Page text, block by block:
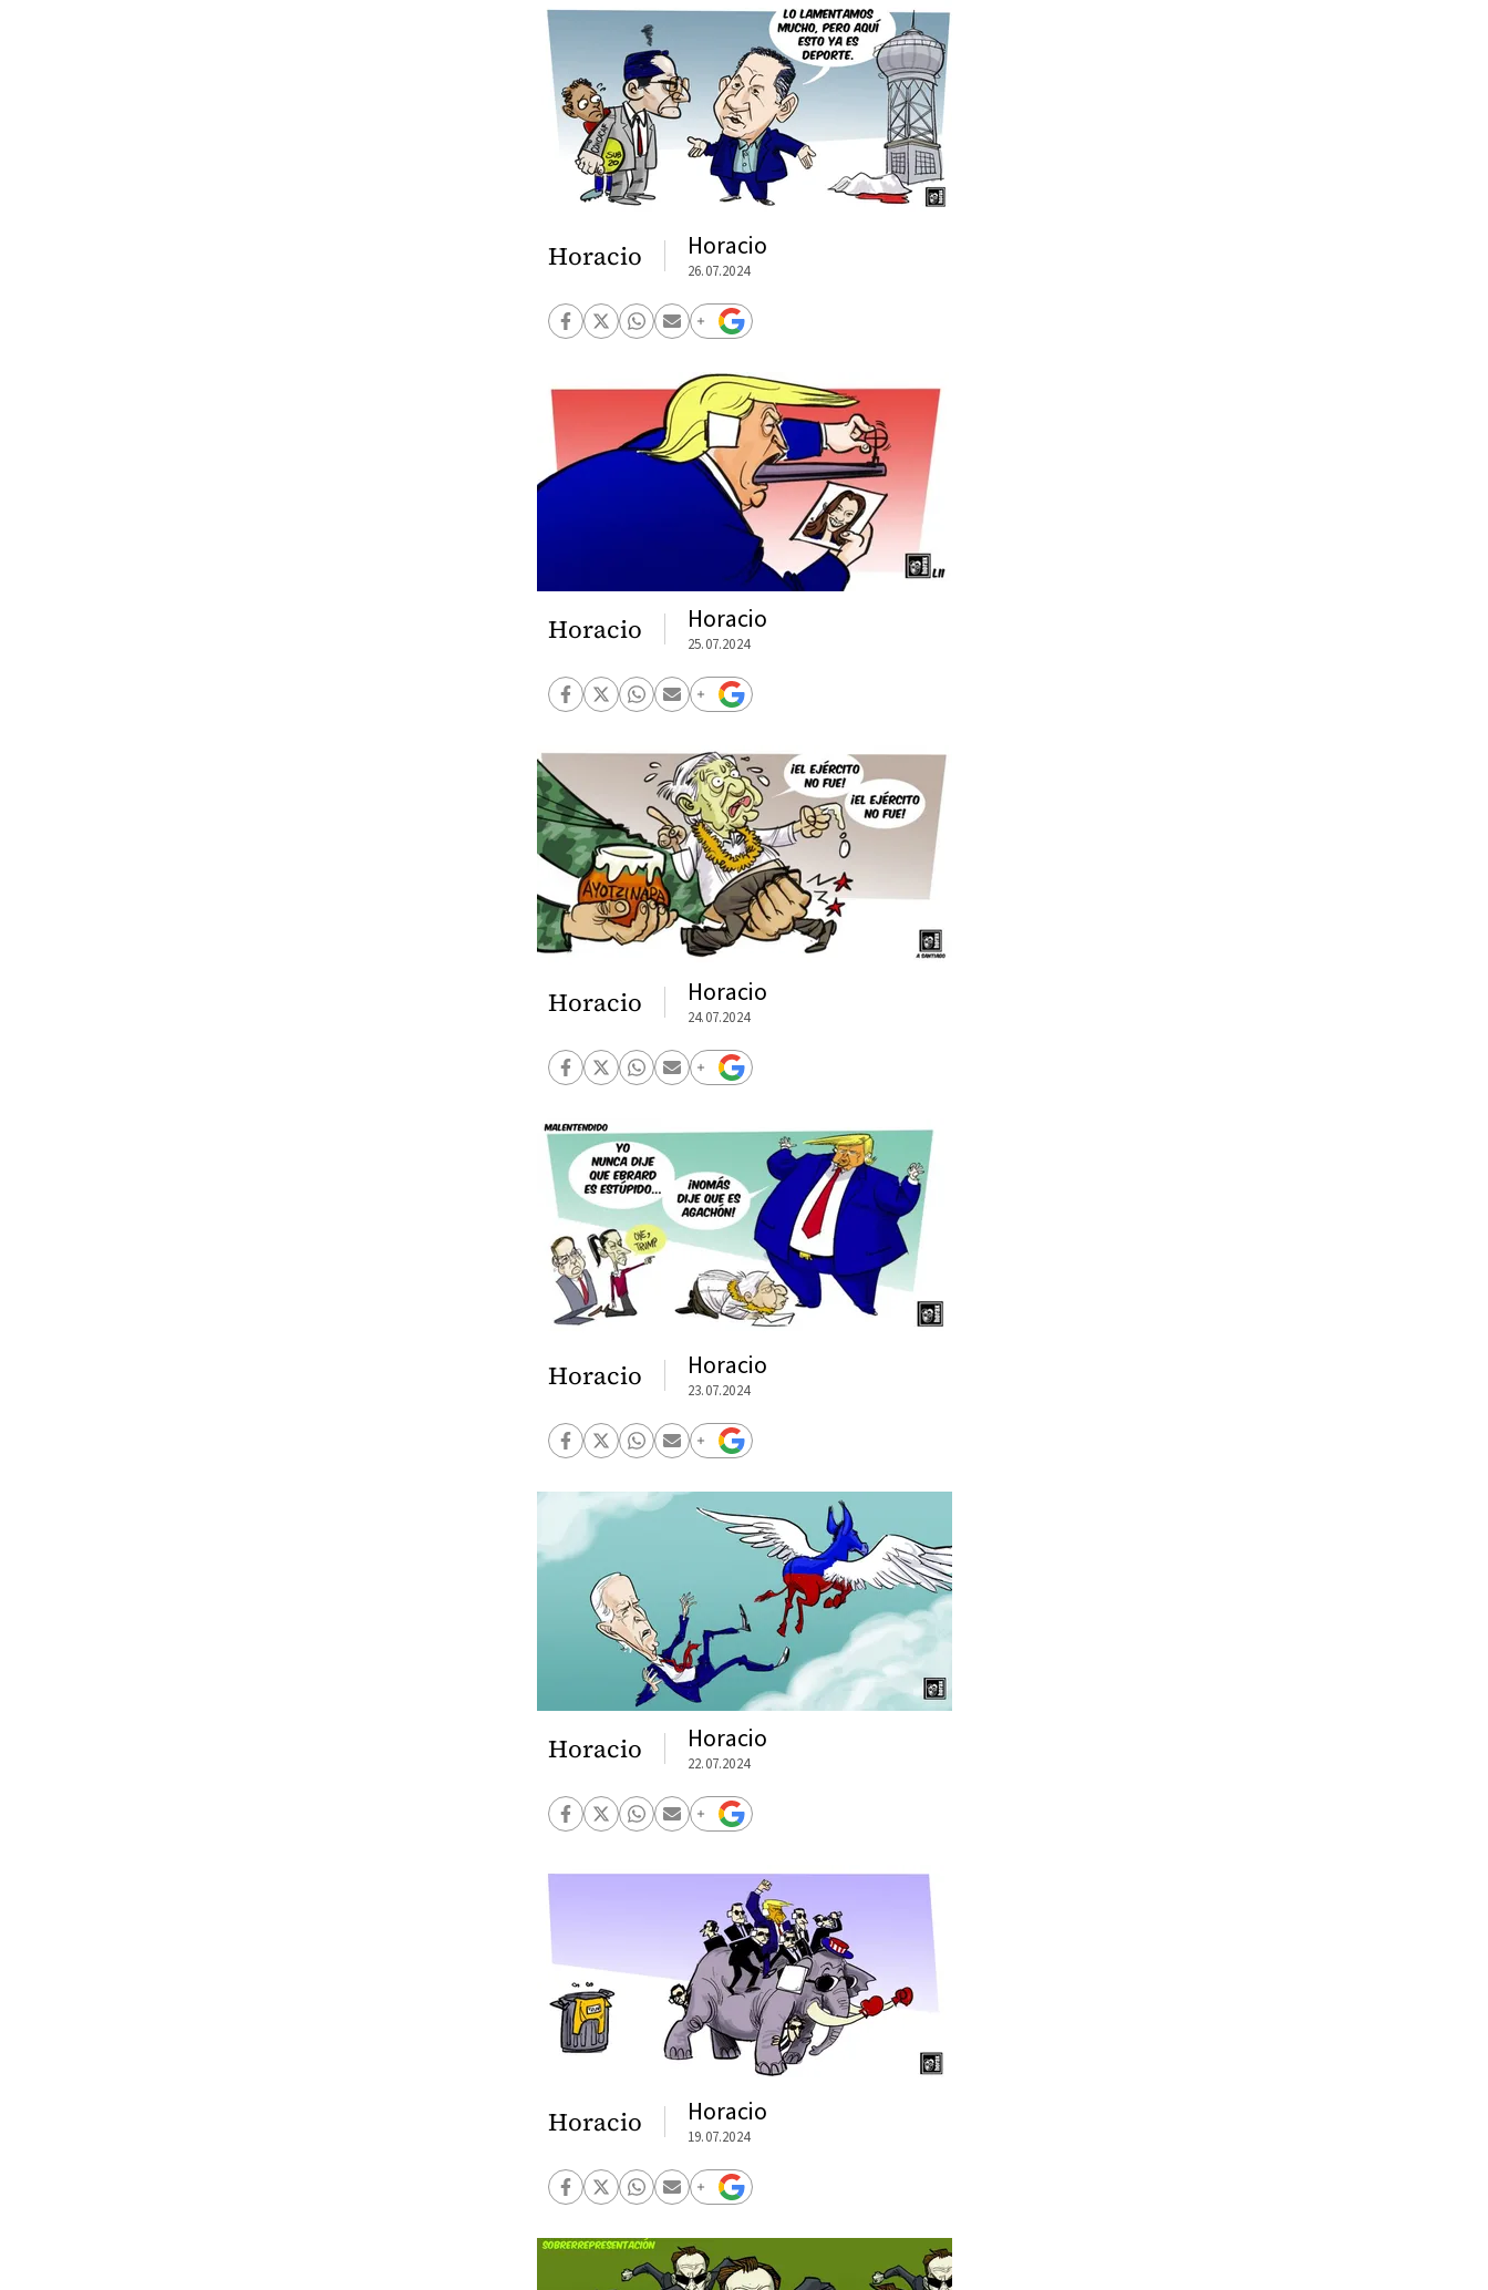
Horacio Horacio
26.07.2024
Horacio Horacio
25.07.2024
Horacio Horacio
24.07.2024
Horacio Horacio
23.07.2024
Horacio Horacio
22.07.2024
Horacio Horacio
19.07.2024